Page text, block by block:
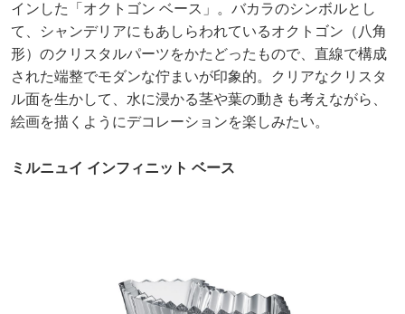
インした「オクトゴン ベース」。バカラのシンボルとし
て、シャンデリアにもあしらわれているオクトゴン（八角
形）のクリスタルパーツをかたどったもので、直線で構成
された端整でモダンな佇まいが印象的。クリアなクリスタ
ル面を生かして、水に浸かる茎や葉の動きも考えながら、
絵画を描くようにデコレーションを楽しみたい。
ミルニュイ インフィニット ベース